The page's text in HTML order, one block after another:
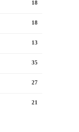
18
18
13
35
27
21